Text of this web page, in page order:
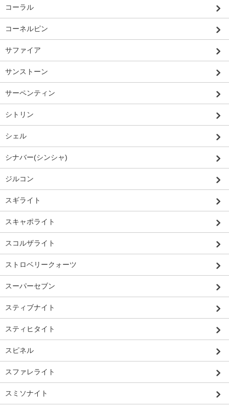
コーラル
コーネルピン
サファイア
サンストーン
サーペンティン
シトリン
シェル
シナバー(シンシャ)
ジルコン
スギライト
スキャポライト
スコルザライト
ストロベリークォーツ
スーパーセブン
スティブナイト
スティヒタイト
スピネル
スファレライト
スミソナイト